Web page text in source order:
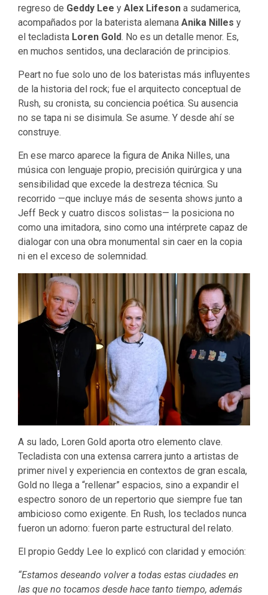
regreso de Geddy Lee y Alex Lifeson a sudamerica,
acompañados por la baterista alemana Anika Nilles y
el tecladista Loren Gold. No es un detalle menor. Es,
en muchos sentidos, una declaración de principios.
Peart no fue solo uno de los bateristas más influyentes
de la historia del rock; fue el arquitecto conceptual de
Rush, su cronista, su conciencia poética. Su ausencia
no se tapa ni se disimula. Se asume. Y desde ahí se
construye.
En ese marco aparece la figura de Anika Nilles, una
música con lenguaje propio, precisión quirúrgica y una
sensibilidad que excede la destreza técnica. Su
recorrido —que incluye más de sesenta shows junto a
Jeff Beck y cuatro discos solistas— la posiciona no
como una imitadora, sino como una intérprete capaz de
dialogar con una obra monumental sin caer en la copia
ni en el exceso de solemnidad.
A su lado, Loren Gold aporta otro elemento clave.
Tecladista con una extensa carrera junto a artistas de
primer nivel y experiencia en contextos de gran escala,
Gold no llega a “rellenar” espacios, sino a expandir el
espectro sonoro de un repertorio que siempre fue tan
ambicioso como exigente. En Rush, los teclados nunca
fueron un adorno: fueron parte estructural del relato.
El propio Geddy Lee lo explicó con claridad y emoción:
“Estamos deseando volver a todas estas ciudades en
las que no tocamos desde hace tanto tiempo, además